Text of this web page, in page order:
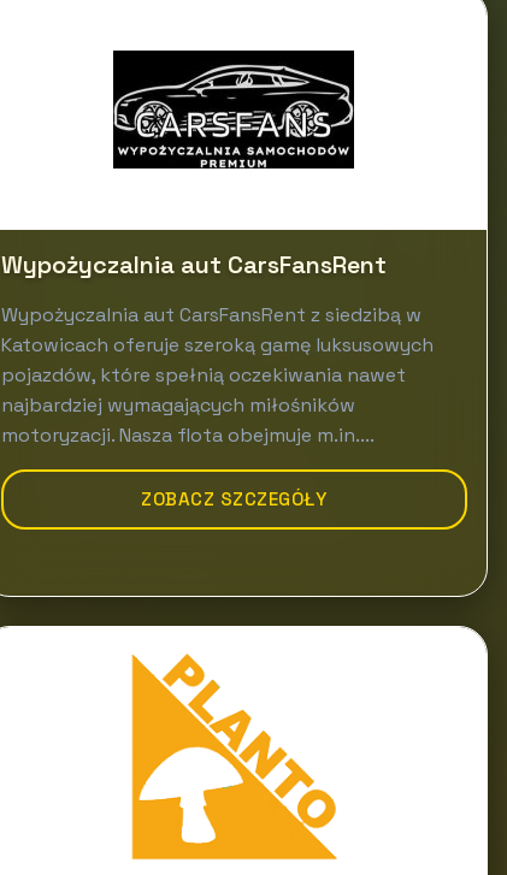
Wypożyczalnia aut CarsFansRent
Wypożyczalnia aut CarsFansRent z siedzibą w
Katowicach oferuje szeroką gamę luksusowych
pojazdów, które spełnią oczekiwania nawet
najbardziej wymagających miłośników
motoryzacji. Nasza flota obejmuje m.in....
ZOBACZ SZCZEGÓŁY